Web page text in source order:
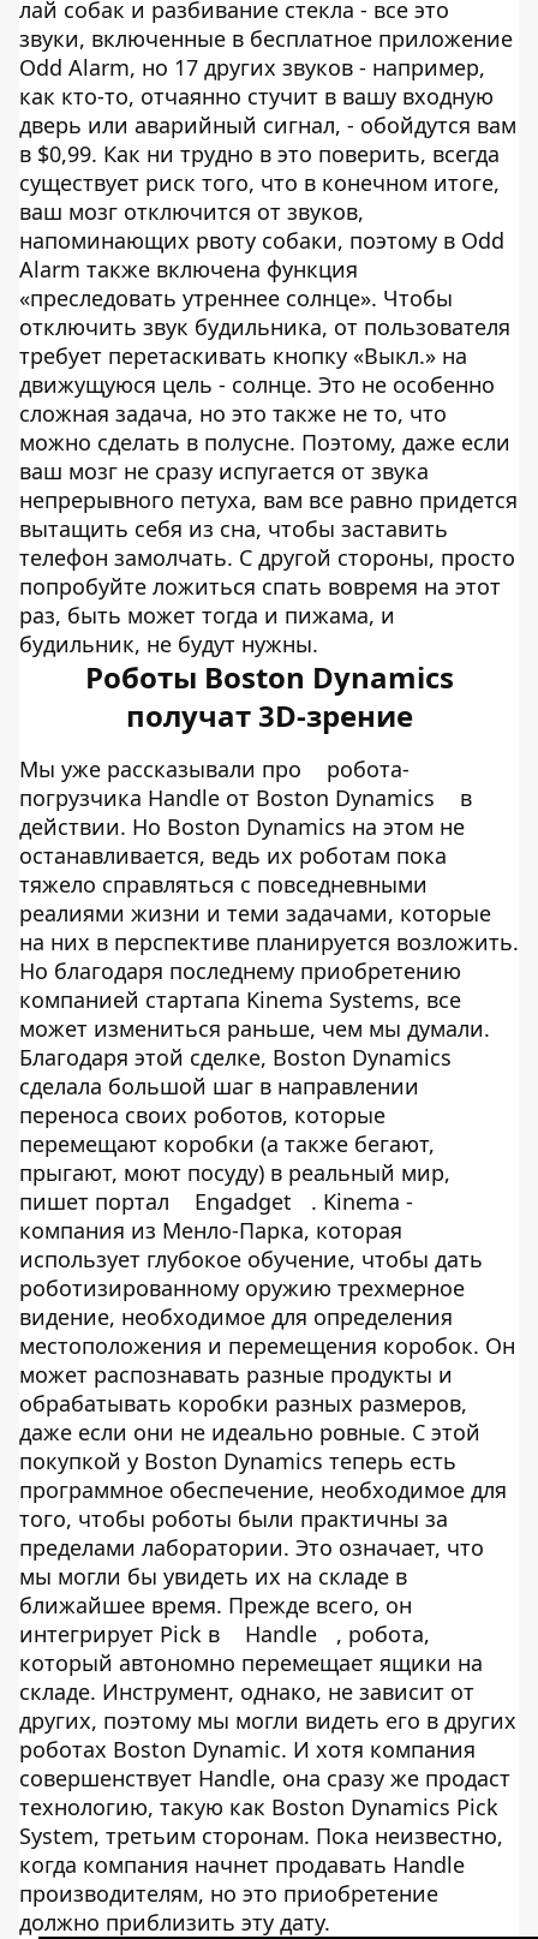
лай собак и разбивание стекла - все это
звуки, включенные в бесплатное приложение
Odd Alarm, но 17 других звуков - например,
как кто-то, отчаянно стучит в вашу входную
дверь или аварийный сигнал, - обойдутся вам
в $0,99. Как ни трудно в это поверить, всегда
существует риск того, что в конечном итоге,
ваш мозг отключится от звуков,
напоминающих рвоту собаки, поэтому в Odd
Alarm также включена функция
«преследовать утреннее солнце». Чтобы
отключить звук будильника, от пользователя
требует перетаскивать кнопку «Выкл.» на
движущуюся цель - солнце. Это не особенно
сложная задача, но это также не то, что
можно сделать в полусне. Поэтому, даже если
ваш мозг не сразу испугается от звука
непрерывного петуха, вам все равно придется
вытащить себя из сна, чтобы заставить
телефон замолчать. С другой стороны, просто
попробуйте ложиться спать вовремя на этот
раз, быть может тогда и пижама, и
будильник, не будут нужны.
Роботы Boston Dynamics
получат 3D-зрение
Мы уже рассказывали про
робота-
погрузчика Handle от Boston Dynamics
в
действии. Но Boston Dynamics на этом не
останавливается, ведь их роботам пока
тяжело справляться с повседневными
реалиями жизни и теми задачами, которые
на них в перспективе планируется возложить.
Но благодаря последнему приобретению
компанией стартапа Kinema Systems, все
может измениться раньше, чем мы думали.
Благодаря этой сделке, Boston Dynamics
сделала большой шаг в направлении
переноса своих роботов, которые
перемещают коробки (а также бегают,
прыгают, моют посуду) в реальный мир,
пишет портал
Engadget
. Kinema -
компания из Менло-Парка, которая
использует глубокое обучение, чтобы дать
роботизированному оружию трехмерное
видение, необходимое для определения
местоположения и перемещения коробок. Он
может распознавать разные продукты и
обрабатывать коробки разных размеров,
даже если они не идеально ровные. С этой
покупкой у Boston Dynamics теперь есть
программное обеспечение, необходимое для
того, чтобы роботы были практичны за
пределами лаборатории. Это означает, что
мы могли бы увидеть их на складе в
ближайшее время. Прежде всего, он
интегрирует Pick в
Handle
, робота,
который автономно перемещает ящики на
складе. Инструмент, однако, не зависит от
других, поэтому мы могли видеть его в других
роботах Boston Dynamic. И хотя компания
совершенствует Handle, она сразу же продаст
технологию, такую как Boston Dynamics Pick
System, третьим сторонам. Пока неизвестно,
когда компания начнет продавать Handle
производителям, но это приобретение
должно приблизить эту дату.